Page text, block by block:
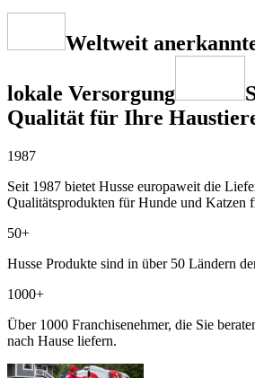
Weltweit
lokale Versorgung
Qualität für Ihre
1987
Seit 1987 bietet Husse europaweit die
Qualitätsprodukten für Hunde und Katzen
50+
Husse Produkte sind in über 50 Ländern
1000+
Über 1000 Franchisenehmer, die Sie
nach Hause liefern.